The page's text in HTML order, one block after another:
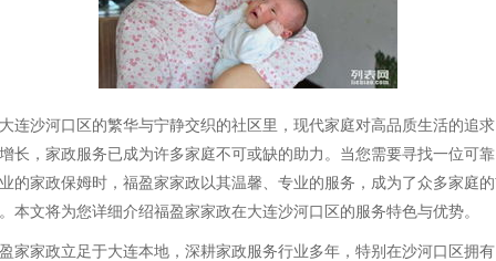
连沙河口区的繁华与宁静交织的社区里，现代家庭对高品质生活的追
长，家政服务已成为许多家庭不可或缺的助力。当您需要寻找一位可
的家政保姆时，福盈家家政以其温馨、专业的服务，成为了众多家庭
本文将为您详细介绍福盈家家政在大连沙河口区的服务特色与优势。
家家政立足于大连本地，深耕家政服务行业多年，特别在沙河口区拥